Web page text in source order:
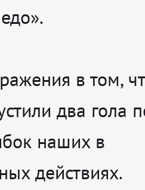
в том,
два гола
наших в
действиях.